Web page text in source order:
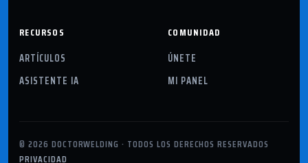
RECURSOS
ARTÍCULOS
ASISTENTE IA
COMUNIDAD
ÚNETE
MI PANEL
© 2026 DOCTORWELDING · TODOS LOS DERECHOS RESERVADOS
PRIVACIDAD